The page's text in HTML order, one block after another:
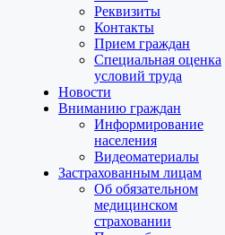
Реквизиты
Контакты
Прием граждан
Специальная оценка
условий труда
Новости
Вниманию граждан
Информирование
населения
Видеоматериалы
Застрахованным лицам
Об обязательном
медицинском
страховании